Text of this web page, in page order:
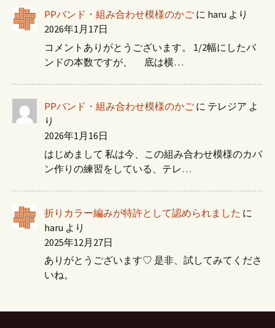
PPバンド・組み合わせ模様のかご に haru より
2026年1月17日
コメントありがとうございます。 1/2幅にしたバ
ンドの本数ですが、 底は横…
PPバンド・組み合わせ模様のかご に テレジア よ
り
2026年1月16日
はじめまして 私は今、この組み合わせ模様のカバ
ン作りの練習をしている、テレ…
折りカラー編みが特許として認められました に
haru より
2025年12月27日
ありがとうございます♡ 是非、試してみてくださ
いね。